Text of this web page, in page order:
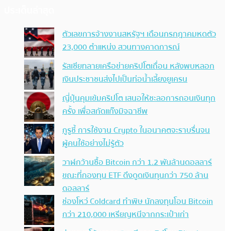
ตัวเลขการจ้างงานสหรัฐฯ เดือนกรกฎาคมหดตัว
23,000 ตำแหน่ง สวนทางคาดการณ์
รัสเซียทลายเครือข่ายคริปโตเถื่อน หลังพบหลอก
เงินประชาชนส่งไปเป็นท่อน้ำเลี้ยงยูเครน
ญี่ปุ่นคุมเข้มคริปโต เสนอให้ชะลอการถอนเงินทุก
ครั้ง เพื่อสกัดแก๊งมิจฉาชีพ
กูรูชี้ การใช้งาน Crypto ในอนาคตจะราบรื่นจน
ผู้คนใช้อย่างไม่รู้ตัว
วาฬกว้านซื้อ Bitcoin กว่า 1.2 พันล้านดอลลาร์
ขณะที่กองทุน ETF ดึงดูดเงินทุนกว่า 750 ล้าน
ดอลลาร์
ช่องโหว่ Coldcard ทำพิษ นักลงทุนโอน Bitcoin
กว่า 210,000 เหรียญหนีจากกระเป๋าเก่า